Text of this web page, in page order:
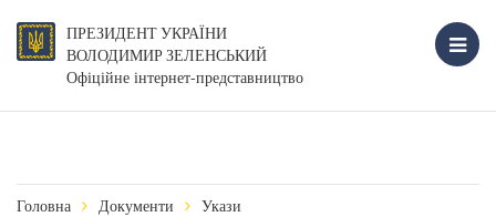
ПРЕЗИДЕНТ УКРАЇНИ
ВОЛОДИМИР ЗЕЛЕНСЬКИЙ
Офіційне інтернет-представництво
Головна Документи Укази